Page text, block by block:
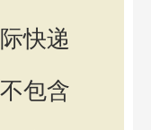
快递
包含